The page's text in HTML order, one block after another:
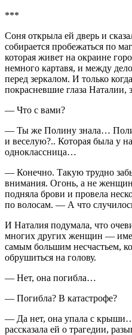
***
Соня открыла ей дверь и
собирается пробежаться по
которая живет на окраине
немного картавя, и между
перед зеркалом. И только
покрасневшие глаза Наталии,
— Что с вами?
— Ты же Полину знала…
и веселую?.. Которая была у
одноклассница…
— Конечно. Такую трудно
внимания. Огонь, а не
подняла брови и провела
по волосам. — А что
И Наталия подумала, что
многих других женщин —
самым большим несчастьем,
обрушиться на голову.
— Нет, она погибла…
— Погибла? В катастрофе?
— Да нет, она упала с
рассказала ей о трагедии,